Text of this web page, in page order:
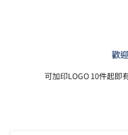
歡
可加印LOGO 10件起即